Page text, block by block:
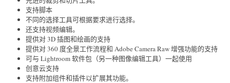
支持脚本
不同的选择工具可根据要求进行选择。
还支持视频编辑。
提供对 3D 插图和绘画的支持
提供对 360 度全景工作流程和 Adobe Camera Raw 增强功能的支持
可与 Lightroom 软件包（另一种图像编辑工具）一起使用
创意云支持
支持附加组件和插件以扩展其功能。